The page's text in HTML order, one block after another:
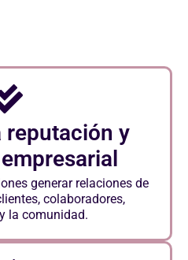
reputación y
generar relaciones de
colaboradores,
la comunidad.